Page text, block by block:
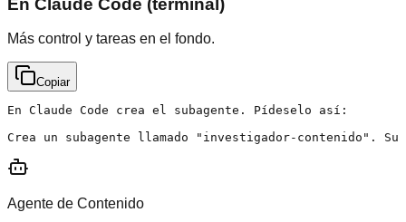
Más control y tareas en el fondo.
Copiar
En Claude Code crea el subagente. Pídeselo así:
Crea un subagente llamado "investigador-contenido".
Agente de Contenido